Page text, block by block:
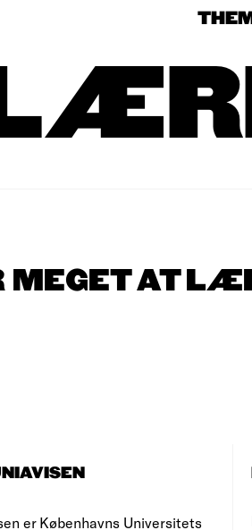
MEGET AT
er Københavns Universitets